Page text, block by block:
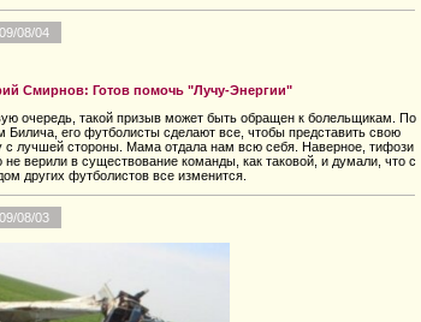
08/04
Смирнов: Готов помочь "Лучу-Энергии"
очередь, такой призыв может быть обращен к болельщикам. По
Билича, его футболисты сделают все, чтобы представить свою
с лучшей стороны. Мама отдала нам всю себя. Наверное, тифози
не верили в существование команды, как таковой, и думали, что с
других футболистов все изменится.
08/03